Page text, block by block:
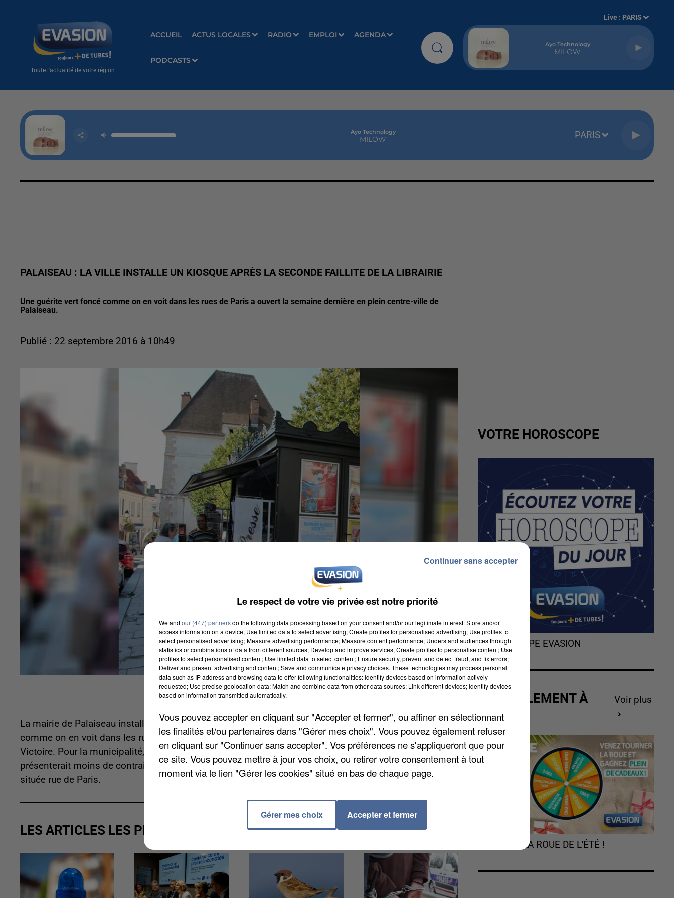
Toute l'actualité de votre région
ACCUEIL ACTUS LOCALES RADIO EMPLOI AGENDA
PODCASTS
Live : PARIS
Ayo Technology
MILOW
Ayo Technology
MILOW PARIS
PALAISEAU : LA VILLE INSTALLE UN KIOSQUE APRÈS LA SECONDE FAILLITE DE LA LIBRAIRIE
Une guérite vert foncé comme on en voit dans les rues de Paris a ouvert la semaine dernière en plein centre-ville de
Palaiseau.
Publié : 22 septembre 2016 à 10h49
La mairie de Palaiseau installe un kiosque pour remplacer la librairie en faillite. Une guérite vert foncé
comme on en voit dans les rues de Paris a ouvert la semaine dernière en plein centre-ville, place de la
Victoire. Pour la municipalité, impossible de se passer d'un marchand de presse. Le kiosque
présenterait moins de contraintes économiques. C'était la deuxième faillite de suite pour la librairie
située rue de Paris.
LES ARTICLES LES PLUS VUS
VOTRE HOROSCOPE
L'HOROSCOPE EVASION
ACTUELLEMENT À
GAGNER
Voir plus
TOURNEZ LA ROUE DE L'ÉTÉ !
Le respect de votre vie privée est notre priorité
We and our (447) partnersdo the following data processing based on your consent and/or our legitimate interest: Store and/or
access information on a device; Use limited data to select advertising; Create profiles for personalised advertising; Use profiles to
select personalised advertising; Measure advertising performance; Measure content performance; Understand audiences through
statistics or combinations of data from different sources; Develop and improve services; Create profiles to personalise content; Use
profiles to select personalised content; Use limited data to select content; Ensure security, prevent and detect fraud, and fix errors;
Deliver and present advertising and content; Save and communicate privacy choices. These technologies may process personal
data such as IP address and browsing data to offer following functionalities: Identify devices based on information actively
requested; Use precise geolocation data; Match and combine data from other data sources; Link different devices; Identify devices
based on information transmitted automatically.
Vous pouvez accepter en cliquant sur "Accepter et fermer", ou affiner en sélectionnant
les finalités et/ou partenaires dans "Gérer mes choix". Vous pouvez également refuser
en cliquant sur "Continuer sans accepter". Vos préférences ne s'appliqueront que pour
ce site. Vous pouvez mettre à jour vos choix, ou retirer votre consentement à tout
moment via le lien "Gérer les cookies" situé en bas de chaque page.
Gérer mes choix Accepter et fermer
Continuer sans accepter